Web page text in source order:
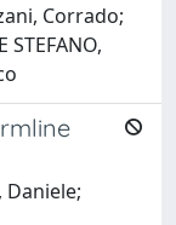
Corrado;
Daniele;